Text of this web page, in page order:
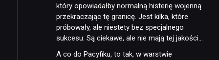
który opowiadałby normalną histerię wojenną
przekraczając tę granicę. Jest kilka, które
próbowały, ale niestety bez specjalnego
sukcesu. Są ciekawe, ale nie mają tej jakości…
A co do Pacyfiku, to tak, w warstwie